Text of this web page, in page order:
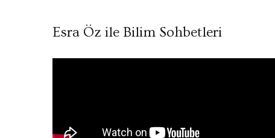
Esra Öz ile Bilim Sohbetleri